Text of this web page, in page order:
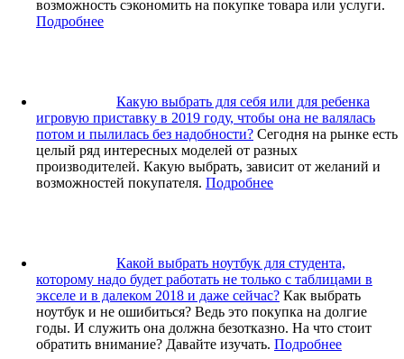
возможность сэкономить на покупке товара или услуги.
Подробнее
Какую выбрать для себя или для ребенка
игровую приставку в 2019 году, чтобы она не валялась
потом и пылилась без надобности? Сегодня на рынке есть
целый ряд интересных моделей от разных
производителей. Какую выбрать, зависит от желаний и
возможностей покупателя. Подробнее
Какой выбрать ноутбук для студента,
которому надо будет работать не только с таблицами в
экселе и в далеком 2018 и даже сейчас? Как выбрать
ноутбук и не ошибиться? Ведь это покупка на долгие
годы. И служить она должна безотказно. На что стоит
обратить внимание? Давайте изучать. Подробнее